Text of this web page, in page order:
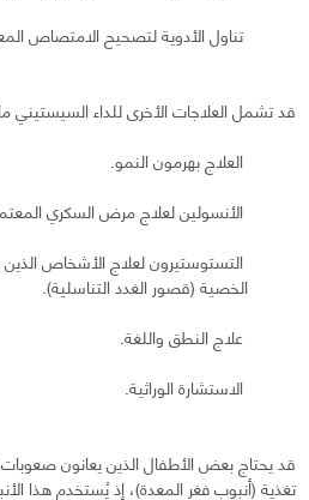
تناول الأدوية لتصحيح الامتصاص
قد تشمل العلاجات الأخرى للداء السيستيني
العلاج بهرمون النمو.
الأنسولين لعلاج مرض السكري
التستوستيرون لعلاج الأشخاص
الخصية (قصور الغدد التناسلية).
علاج النطق واللغة.
الاستشارة الوراثية.
قد يحتاج بعض الأطفال الذين يعانون
تغذية (أنبوب فغر المعدة)، إذ يُستخدم هذا